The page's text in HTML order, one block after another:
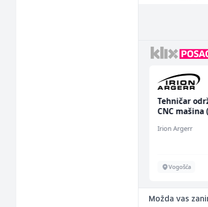
Tehničar
CNC mašina
Irion Argerr
Vogošća
Možda vas